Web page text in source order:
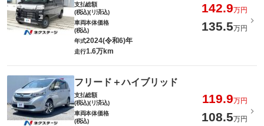
支払総額
(税込)(リ済込)
142.9万円
車両本体価格
(税込)
135.5万円
年式2024(令和6)年
走行1.6万km
フリード＋ハイブリッド
支払総額
(税込)(リ済込)
119.9万円
車両本体価格
(税込)
108.5万円